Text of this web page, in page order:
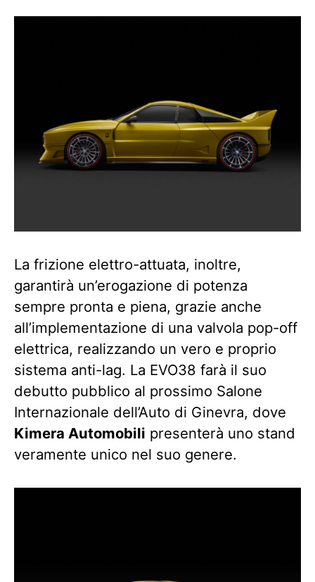
La frizione elettro-attuata, inoltre,
garantirà un’erogazione di potenza
sempre pronta e piena, grazie anche
all’implementazione di una valvola pop-off
elettrica, realizzando un vero e proprio
sistema anti-lag. La EVO38 farà il suo
debutto pubblico al prossimo Salone
Internazionale dell’Auto di Ginevra, dove
Kimera Automobili presenterà uno stand
veramente unico nel suo genere.